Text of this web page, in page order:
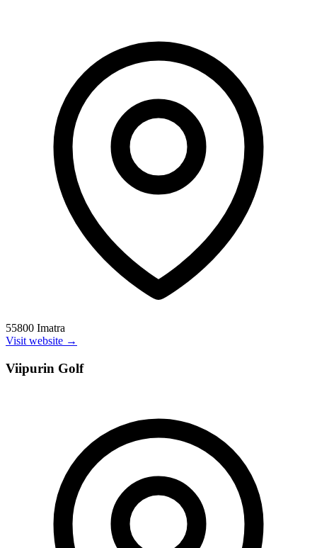
55800 Imatra
Visit website →
Viipurin Golf